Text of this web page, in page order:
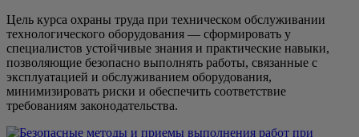
Цель курса охраны труда при техническом обслуживании
технологического оборудования — сформировать у
специалистов устойчивые знания и практические навыки,
позволяющие безопасно выполнять работы, связанные с
эксплуатацией и обслуживанием оборудования,
минимизировать риски и обеспечить соответствие
требованиям законодательства.